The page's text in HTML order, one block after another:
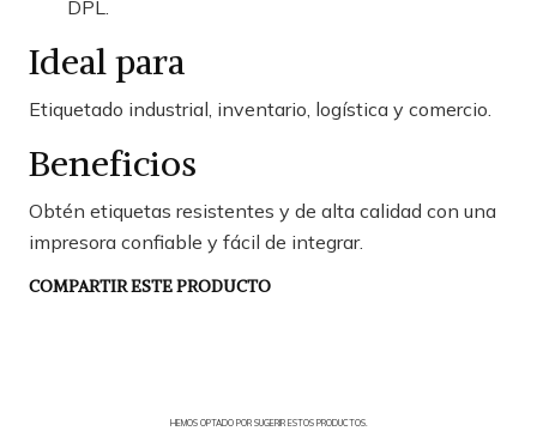
DPL.
Ideal para
Etiquetado industrial, inventario, logística y comercio.
Beneficios
Obtén etiquetas resistentes y de alta calidad con una
impresora confiable y fácil de integrar.
COMPARTIR ESTE PRODUCTO
HEMOS OPTADO POR SUGERIR ESTOS PRODUCTOS.